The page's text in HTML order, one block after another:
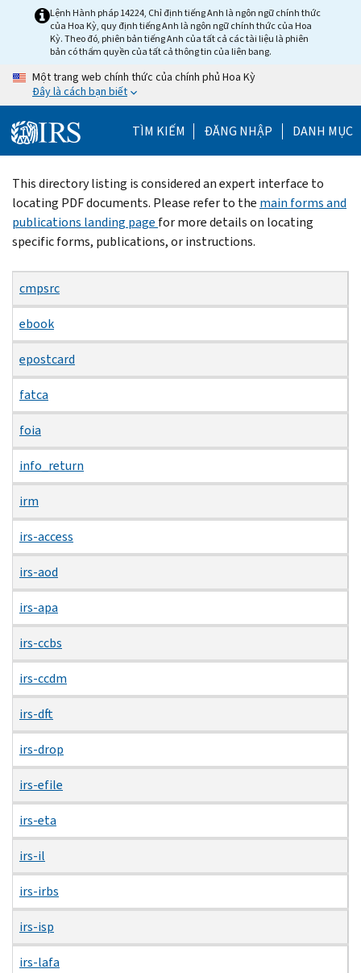
Lệnh Hành pháp 14224, Chỉ định tiếng Anh là ngôn ngữ chính thức
của Hoa Kỳ, quy định tiếng Anh là ngôn ngữ chính thức của Hoa
Kỳ. Theo đó, phiên bản tiếng Anh của tất cả các tài liệu là phiên
bản có thẩm quyền của tất cả thông tin của liên bang.
Một trang web chính thức của chính phủ Hoa Kỳ
Đây là cách bạn biết
TÌM KIẾM ĐĂNG NHẬP DANH MỤC
Beginning
of
main
content
This directory listing is considered an expert interface to
locating PDF documents. Please refer to the main forms and
publications landing page for more details on locating
specific forms, publications, or instructions.
cmpsrc
ebook
epostcard
fatca
foia
info_return
irm
irs-access
irs-aod
irs-apa
irs-ccbs
irs-ccdm
irs-dft
irs-drop
irs-efile
irs-eta
irs-il
irs-irbs
irs-isp
irs-lafa